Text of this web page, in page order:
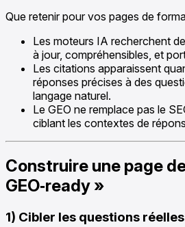
Que retenir pour vos pages de
Les moteurs IA recherchent
à jour, compréhensibles, et
Les citations apparaissent
réponses précises à des
langage naturel.
Le GEO ne remplace pas le
ciblant les contextes de
Construire une page
GEO‑ready »
1) Cibler les questions